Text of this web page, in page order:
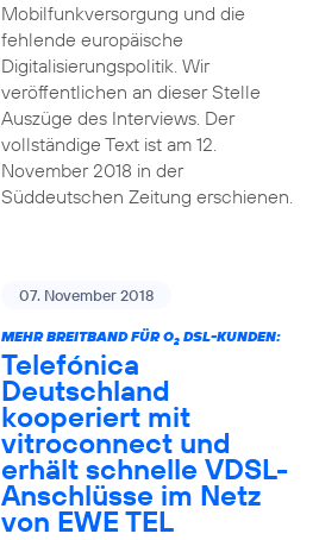
Mobilfunkversorgung und die
fehlende europäische
Digitalisierungspolitik. Wir
veröffentlichen an dieser Stelle
Auszüge des Interviews. Der
vollständige Text ist am 12.
November 2018 in der
Süddeutschen Zeitung erschienen.
07. November 2018
MEHR BREITBAND FÜR O2DSL-KUNDEN:
Telefónica
Deutschland
kooperiert mit
vitroconnect und
erhält schnelle VDSL-
Anschlüsse im Netz
von EWE TEL